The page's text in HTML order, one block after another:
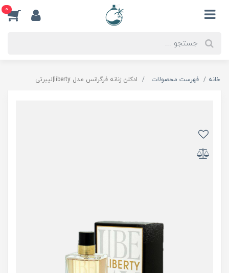
0
خانه فهرست محصولات ادكلن زنانه فرگرانس مدل liberty|ليبرتى